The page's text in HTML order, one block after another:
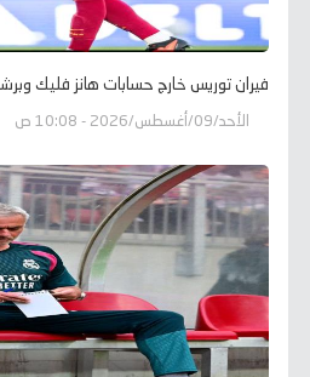
فيران توريس خارج حسابات هانز فليك
الأحد/09/أغسطس/2026 - 10:08 ص